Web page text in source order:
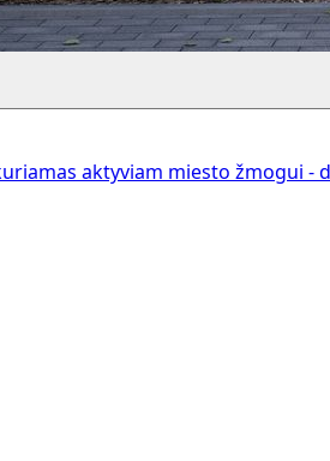
aktyviam miesto žmogui